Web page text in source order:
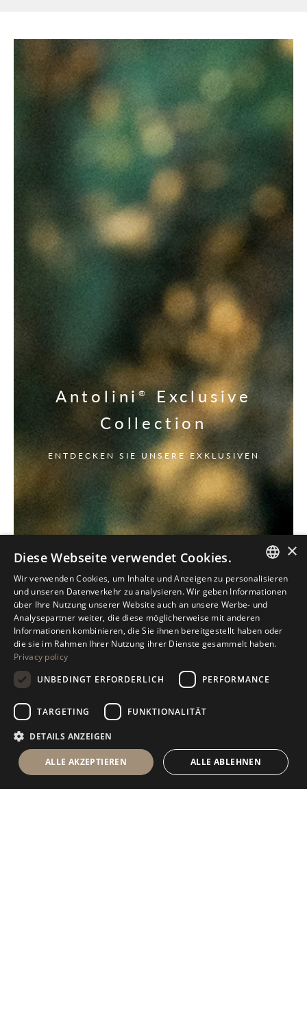
Antolini® Exclusive
Collection
ENTDECKEN SIE UNSERE EXKLUSIVEN
ITALIAN
ENGLISH
SPANISH
RUSSIAN
×
Diese Webseite verwendet Cookies.
Wir verwenden Cookies, um Inhalte und Anzeigen zu personalisieren
und unseren Datenverkehr zu analysieren. Wir geben Informationen
über Ihre Nutzung unserer Website auch an unsere Werbe- und
Analysepartner weiter, die diese möglicherweise mit anderen
Informationen kombinieren, die Sie ihnen bereitgestellt haben oder
die sie im Rahmen Ihrer Nutzung ihrer Dienste gesammelt haben.
Privacy policy
UNBEDINGT ERFORDERLICH
PERFORMANCE
TARGETING FUNKTIONALITÄT
DETAILS ANZEIGEN
ALLE AKZEPTIEREN ALLE ABLEHNEN